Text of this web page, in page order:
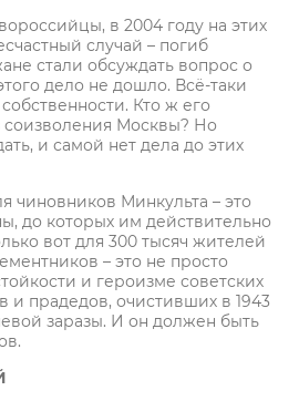
в 2004 году на этих
случай – погиб
стали обсуждать вопрос о
дело не дошло. Всё-таки
Кто ж его
соизволения Москвы? Но
и самой нет дела до этих
чиновников Минкульта – это
до которых им действительно
вот для 300 тысяч жителей
– это не просто
и героизме советских
и прадедов, очистивших в 1943
заразы. И он должен быть